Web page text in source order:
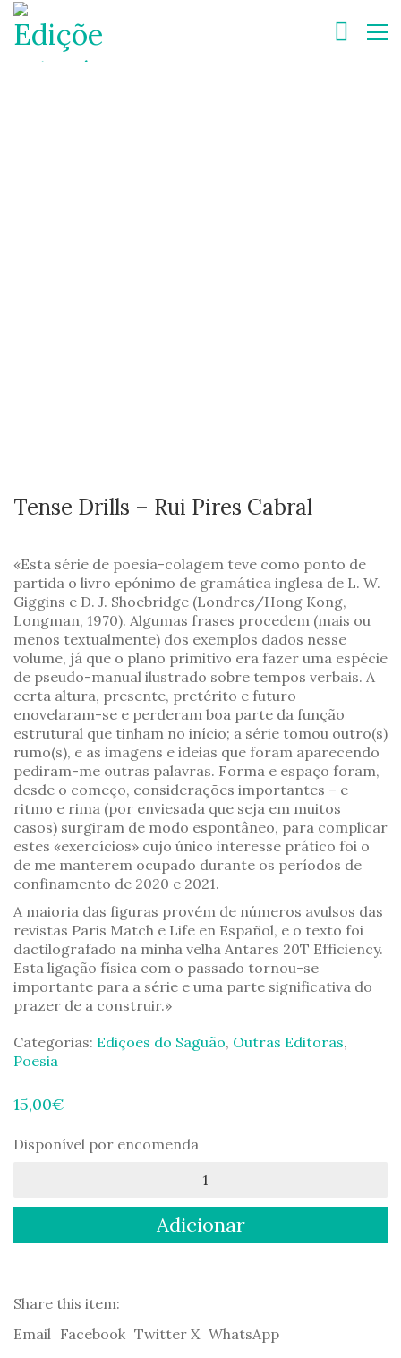
Tense Drills – Rui Pires Cabral
«Esta série de poesia-colagem teve como ponto de
partida o livro epónimo de gramática inglesa de L. W.
Giggins e D. J. Shoebridge (Londres/Hong Kong,
Longman, 1970). Algumas frases procedem (mais ou
menos textualmente) dos exemplos dados nesse
volume, já que o plano primitivo era fazer uma espécie
de pseudo-manual ilustrado sobre tempos verbais. A
certa altura, presente, pretérito e futuro
enovelaram-se e perderam boa parte da função
estrutural que tinham no início; a série tomou outro(s)
rumo(s), e as imagens e ideias que foram aparecendo
pediram-me outras palavras. Forma e espaço foram,
desde o começo, considerações importantes – e
ritmo e rima (por enviesada que seja em muitos
casos) surgiram de modo espontâneo, para complicar
estes «exercícios» cujo único interesse prático foi o
de me manterem ocupado durante os períodos de
confinamento de 2020 e 2021.
A maioria das figuras provém de números avulsos das
revistas Paris Match e Life en Español, e o texto foi
dactilografado na minha velha Antares 20T Efficiency.
Esta ligação física com o passado tornou-se
importante para a série e uma parte significativa do
prazer de a construir.»
Categorias: Edições do Saguão, Outras Editoras,
Poesia
15,00€
Disponível por encomenda
Tense
–
Cabral
Adicionar
Share this item:
Email Facebook Twitter X WhatsApp